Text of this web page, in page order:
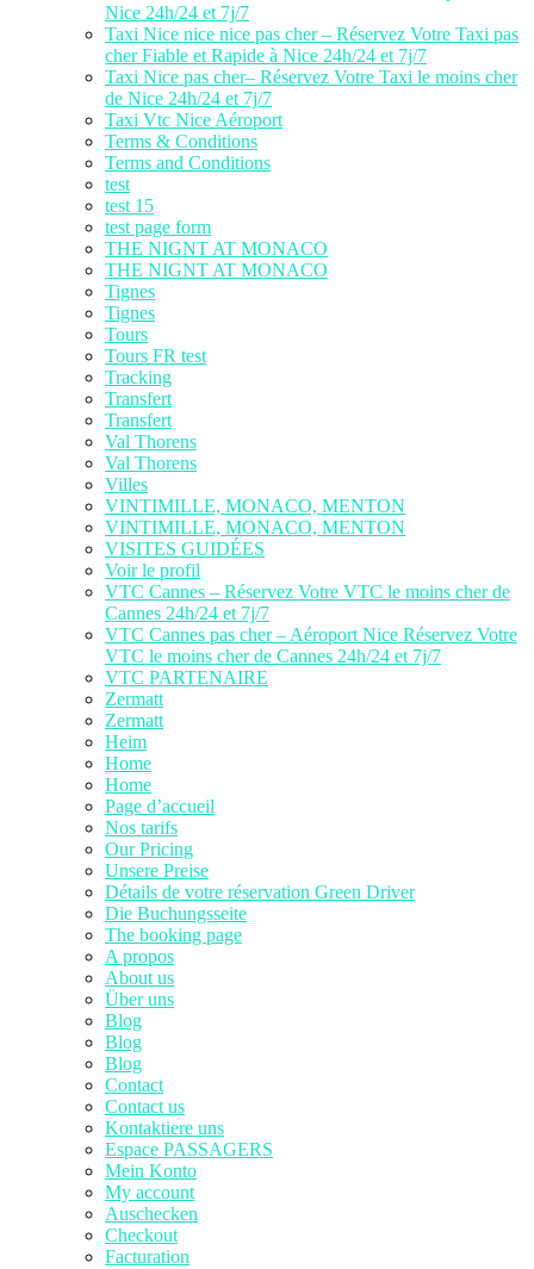
Nice 24h/24 et 7j/7
Taxi Nice nice nice pas cher – Réservez Votre Taxi pas
cher Fiable et Rapide à Nice 24h/24 et 7j/7
Taxi Nice pas cher– Réservez Votre Taxi le moins cher
de Nice 24h/24 et 7j/7
Taxi Vtc Nice Aéroport
Terms & Conditions
Terms and Conditions
test
test 15
test page form
THE NIGNT AT MONACO
THE NIGNT AT MONACO
Tignes
Tignes
Tours
Tours FR test
Tracking
Transfert
Transfert
Val Thorens
Val Thorens
Villes
VINTIMILLE, MONACO, MENTON
VINTIMILLE, MONACO, MENTON
VISITES GUIDÉES
Voir le profil
VTC Cannes – Réservez Votre VTC le moins cher de
Cannes 24h/24 et 7j/7
VTC Cannes pas cher – Aéroport Nice Réservez Votre
VTC le moins cher de Cannes 24h/24 et 7j/7
VTC PARTENAIRE
Zermatt
Zermatt
Heim
Home
Home
Page d’accueil
Nos tarifs
Our Pricing
Unsere Preise
Détails de votre réservation Green Driver
Die Buchungsseite
The booking page
A propos
About us
Über uns
Blog
Blog
Blog
Contact
Contact us
Kontaktiere uns
Espace PASSAGERS
Mein Konto
My account
Auschecken
Checkout
Facturation